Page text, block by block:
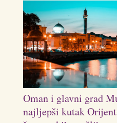
Oman i glavni grad
najljepši kutak